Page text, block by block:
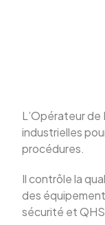
L’Opérateur de
industrielles
procédures.
Il contrôle la
des
sécurité et